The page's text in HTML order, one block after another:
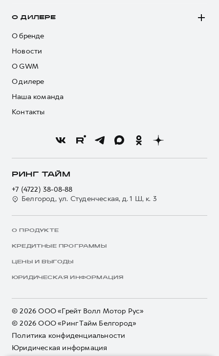
О ДИЛЕРЕ
О бренде
Новости
О GWM
О дилере
Наша команда
Контакты
РИНГ ТАЙМ
+7 (4722) 38-08-88
Белгород, ул. Студенческая, д. 1 Ш, к. 3
О ПРОДУКТЕ
КРЕДИТНЫЕ ПРОГРАММЫ
ЦЕНЫ И ВЫГОДЫ
ЮРИДИЧЕСКАЯ ИНФОРМАЦИЯ
© 2026 ООО «Грейт Волл Мотор Рус»
© 2026 ООО «Ринг Тайм Белгород»
Политика конфиденциальности
Юридическая информация
HAVAL Ринг Тайм
Белгород, ул. Студенческая, д. 1 Ш, к. 3
Trade-in Спецпредложения Заказать
Специальные предложения
HAVAL Ринг Тайм
Белгород, ул. Студенческая, д. 1 Ш, к. 3